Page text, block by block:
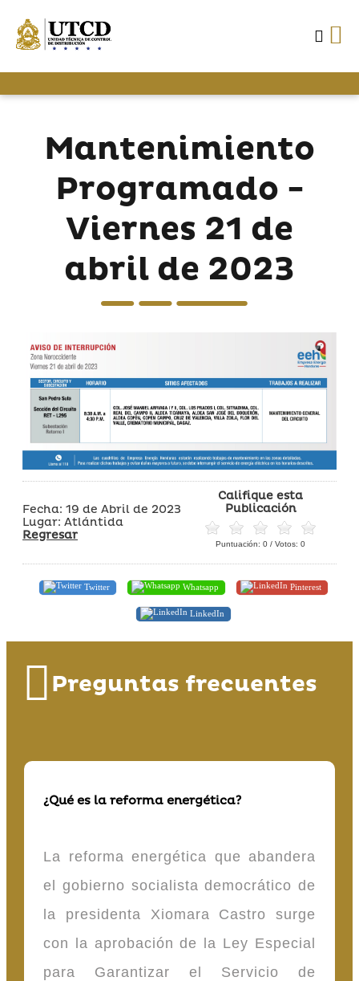
Mantenimiento
Programado -
Viernes 21 de
abril de 2023
Fecha: 19 de Abril de 2023
Lugar: Atlántida
Regresar
Califique esta
Publicación
Puntuación: 0 / Votos: 0
Twitter Whatsapp Pinterest
LinkedIn
Preguntas frecuentes
¿Qué es la reforma energética?
La reforma energética que abandera
el gobierno socialista democrático de
la presidenta Xiomara Castro surge
con la aprobación de la Ley Especial
para Garantizar el Servicio de